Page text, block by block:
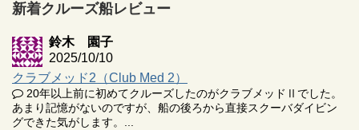
新着クルーズ船レビュー
鈴木 園子
2025/10/10
クラブメッド2（Club Med 2）
20年以上前に初めてクルーズしたのがクラブメッドⅡでした。
あまり記憶がないのですが、船の後ろから直接スクーバダイビン
グできた気がします。...